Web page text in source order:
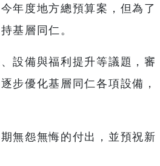
年度地方總預算案，但為了
基層同仁。
設備與福利提升等議題，審
步優化基層同仁各項設備，
無怨無悔的付出，並預祝新